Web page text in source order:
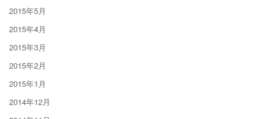
2015年5月
2015年4月
2015年3月
2015年2月
2015年1月
2014年12月